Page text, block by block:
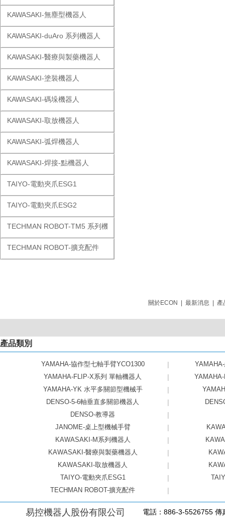
KAWASAKI-無塵型機器人
KAWASAKI-duAro 系列機器人
KAWASAKI-醫療與製藥機器人
KAWASAKI-塗裝機器人
KAWASAKI-碼垛機器人
KAWASAKI-取放機器人
KAWASAKI-弧焊機器人
KAWASAKI-焊接-點機器人
TAIYO-電動夾爪ESG1
TAIYO-電動夾爪ESG2
TECHMAN ROBOT-TM5 系列機器人
TECHMAN ROBOT-擴充配件
關於ECON 最新消息 產
產品類別
YAMAHA-協作型七軸手臂YCO1300 |
YAMAHA-FLIP-X系列 單軸機器人
|
YAMAHA-YK 水平多關節型機械手
|
DENSO-5-6軸垂直多關節機器人
|
DENSO-教導器
|
JANOME-桌上型機械手臂
|
KAWASAKI-M系列機器人
|
KAWASAKI-醫療與製藥機器人
|
KAWASAKI-取放機器人
|
TAIYO-電動夾爪ESG1
|
TECHMAN ROBOT-擴充配件
|
易控機器人股份有限公司 電話：886-3-5526755